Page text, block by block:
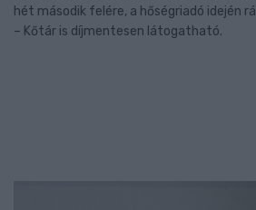
hét második felére, a hőségriadó idején
– Kőtár is díjmentesen látogatható.